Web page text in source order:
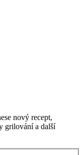
nový recept,
grilování a další